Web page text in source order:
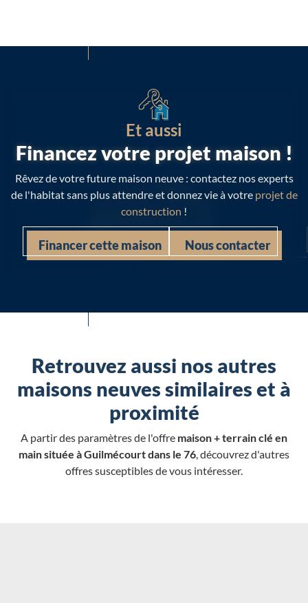
Et aussi
Financez votre projet maison !
Rêvez de votre future maison neuve : contactez nos experts
de l'habitat sans plus attendre et donnez vie à votre projet de
construction !
Financer cette maison Nous contacter
Retrouvez aussi nos autres
maisons neuves similaires et à
proximité
A partir des paramètres de l'offre maison + terrain clé en
main située à Guilmécourt dans le 76, découvrez d'autres
offres susceptibles de vous intéresser.